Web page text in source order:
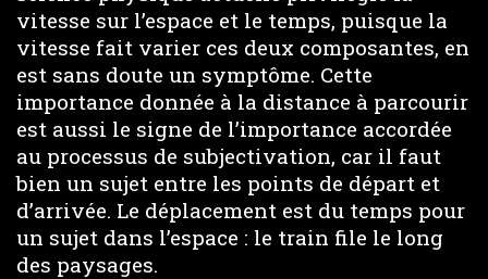
vitesse sur l’espace et le temps, puisque la
vitesse fait varier ces deux composantes, en
est sans doute un symptôme. Cette
importance donnée à la distance à parcourir
est aussi le signe de l’importance accordée
au processus de subjectivation, car il faut
bien un sujet entre les points de départ et
d’arrivée. Le déplacement est du temps pour
un sujet dans l’espace : le train file le long
des paysages.